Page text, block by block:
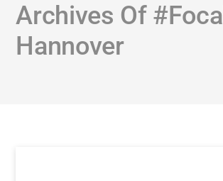
Archives Of #Focal
Hannover